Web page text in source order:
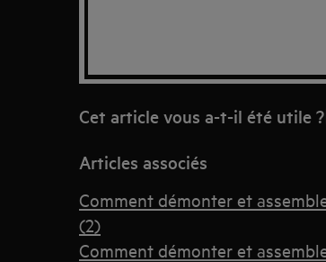
Cet article vous a-t-il été utile ?
Articles associés
Comment démonter et
(2)
Comment démonter et